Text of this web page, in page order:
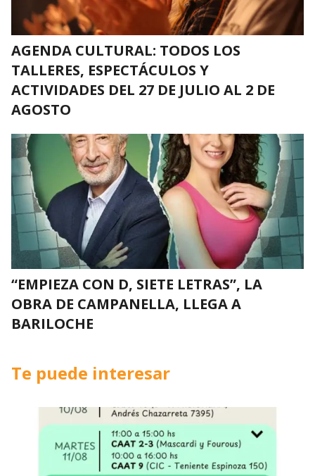
AGENDA CULTURAL: TODOS LOS
TALLERES, ESPECTÁCULOS Y
ACTIVIDADES DEL 27 DE JULIO AL 2 DE
AGOSTO
“EMPIEZA CON D, SIETE LETRAS”, LA
OBRA DE CAMPANELLA, LLEGA A
BARILOCHE
Te puede interesar